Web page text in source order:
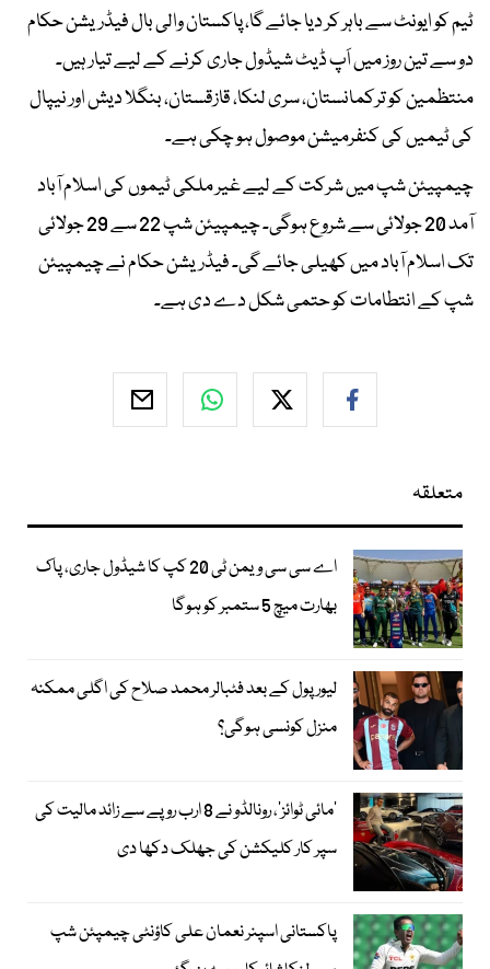
ٹیم کو ایونٹ سے باہر کر دیا جائے گا، پاکستان والی بال فیڈریشن حکام
دو سے تین روز میں اَپ ڈیٹ شیڈول جاری کرنے کے لیے تیار ہیں۔
منتظمین کو ترکمانستان، سری لنکا، قازقستان، بنگلا دیش اور نیپال
کی ٹیمیں کی کنفرمیشن موصول ہو چکی ہے۔
چیمپیئن شپ میں شرکت کے لیے غیر ملکی ٹیموں کی اسلام آباد
آمد 20 جولائی سے شروع ہوگی۔ چیمپیئن شپ 22 سے 29 جولائی
تک اسلام آباد میں کھیلی جائے گی۔ فیڈریشن حکام نے چیمپیئن
شپ کے انتطامات کو حتمی شکل دے دی ہے۔
متعلقہ
اے سی سی ویمن ٹی 20 کپ کا شیڈول جاری، پاک
بھارت میچ 5 ستمبر کو ہوگا
لیور پول کے بعد فٹبالر محمد صلاح کی اگلی ممکنہ
منزل کونسی ہوگی؟
’مائی ٹوائز‘، رونالڈو نے 8 ارب روپے سے زائد مالیت کی
سپر کار کلیکشن کی جھلک دکھا دی
پاکستانی اسپنر نعمان علی کاؤنٹی چیمپئن شپ